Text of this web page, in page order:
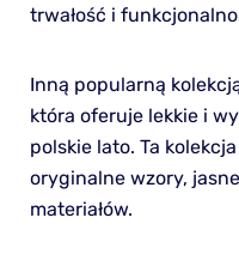
trwałość i
Inną popularną
która oferuje lekkie i
polskie lato. Ta
oryginalne wzory,
materiałów.